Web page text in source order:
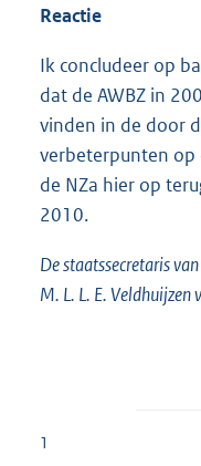
Reactie
Ik concludeer op
dat de AWBZ in
vinden in de door
verbeterpunten op
de NZa hier op
2010.
De staatssecretaris
M. L. L. E.
1